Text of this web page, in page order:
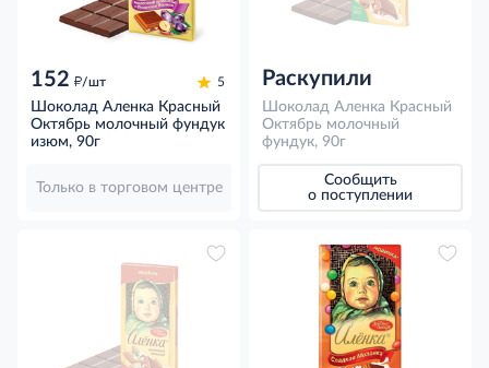
152 д/шт 5
Шоколад Аленка Красный
Октябрь молочный фундук
изюм, 90г
Только в торговом центре
Раскупили
Шоколад Аленка Красный
Октябрь молочный
фундук, 90г
Сообщить
о поступлении